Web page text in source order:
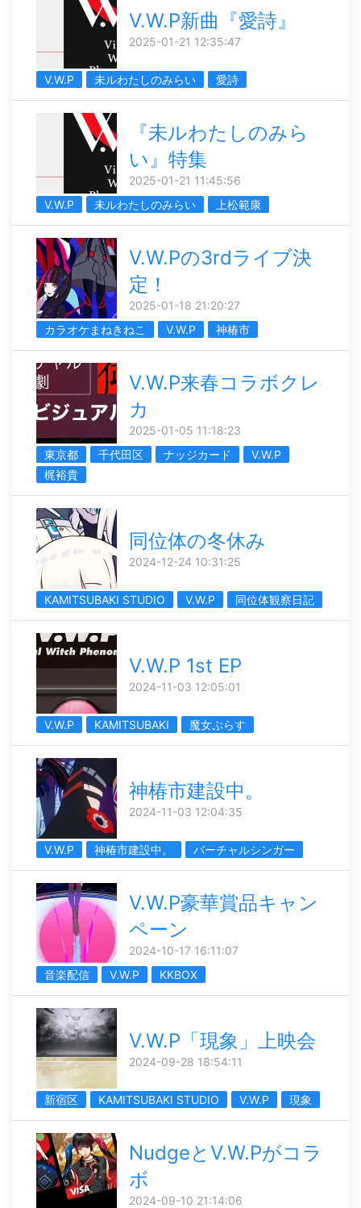
V.W.P新曲『愛詩』
2025-01-21 12:35:47
V.W.P 未ルわたしのみらい 愛詩
『未ルわたしのみら
い』特集
2025-01-21 11:45:56
V.W.P
未ルわたしのみらい 上松範康
V.W.Pの3rdライブ決
定！
2025-01-18 21:20:27
カラオケまねきねこ
V.W.P 神椿市
V.W.P来春コラボクレ
カ
2025-01-05 11:18:23
東京都
千代田区 ナッジカード
V.W.P
梶裕貴
同位体の冬休み
2024-12-24 10:31:25
KAMITSUBAKI STUDIO V.W.P 同位体観察日記
V.W.P 1st EP
2024-11-03 12:05:01
V.W.P KAMITSUBAKI 魔女ぷらす
神椿市建設中。
2024-11-03 12:04:35
V.W.P 神椿市建設中。 バーチャルシンガー
V.W.P豪華賞品キャン
ペーン
2024-10-17 16:11:07
音楽配信
V.W.P KKBOX
V.W.P「現象」上映会
2024-09-28 18:54:11
新宿区 KAMITSUBAKI STUDIO V.W.P 現象
NudgeとV.W.Pがコラ
ボ
2024-09-10 21:14:06